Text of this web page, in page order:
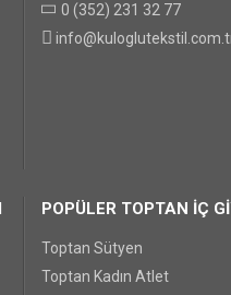
GÖNDER
0 (352) 231 32 77
POPÜLER TOPTAN İÇ
Toptan Sütyen
Toptan Kadın Atlet